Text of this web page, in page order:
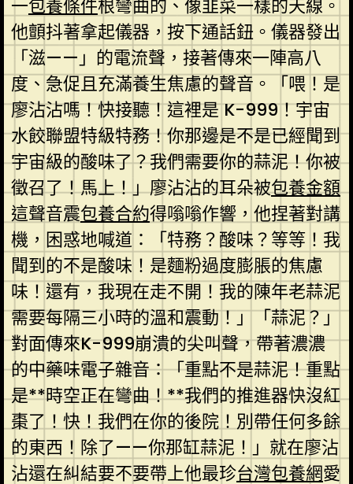
一包養條件根彎曲的、像韭菜一樣的天線。
他顫抖著拿起儀器，按下通話鈕。儀器發出
「滋——」的電流聲，接著傳來一陣高八
度、急促且充滿養生焦慮的聲音。「喂！是
廖沾沾嗎！快接聽！這裡是 K-999！宇宙
水餃聯盟特級特務！你那邊是不是已經聞到
宇宙級的酸味了？我們需要你的蒜泥！你被
徵召了！馬上！」廖沾沾的耳朵被包養金額
這聲音震包養合約得嗡嗡作響，他捏著對講
機，困惑地喊道：「特務？酸味？等等！我
聞到的不是酸味！是麵粉過度膨脹的焦慮
味！還有，我現在走不開！我的陳年老蒜泥
需要每隔三小時的溫和震動！」「蒜泥？」
對面傳來K-999崩潰的尖叫聲，帶著濃濃
的中藥味電子雜音：「重點不是蒜泥！重點
是**時空正在彎曲！**我們的推進器快沒紅
棗了！快！我們在你的後院！別帶任何多餘
的東西！除了——你那缸蒜泥！」就在廖沾
沾還在糾結要不要帶上他最珍台灣包養網愛